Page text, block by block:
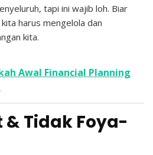
tapi ini wajib loh. Biar
harus mengelola dan
kita.
Awal Financial Planning
& Tidak Foya-